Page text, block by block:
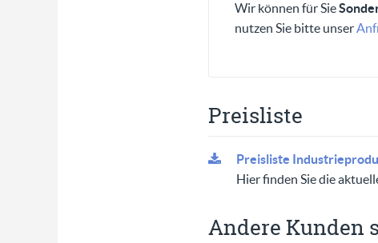
Wir können für Sie
nutzen Sie bitte unser
Preisliste
Preisliste
Hier finden Sie die
Andere Kunden